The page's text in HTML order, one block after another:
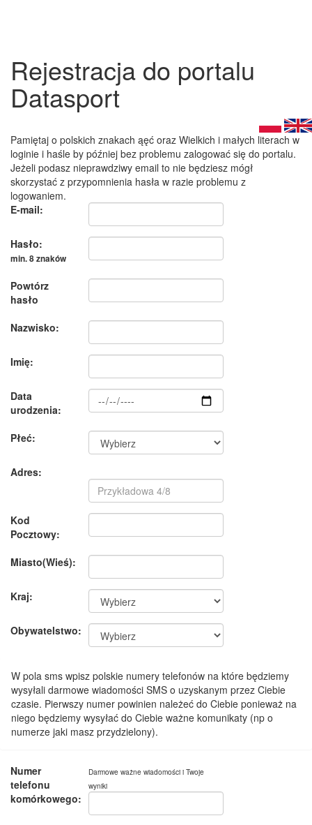
Rejestracja do portalu
Datasport
Pamiętaj o polskich znakach ąęć oraz Wielkich i małych literach w
loginie i haśle by później bez problemu zalogować się do portalu.
Jeżeli podasz nieprawdziwy email to nie będziesz mógł
skorzystać z przypomnienia hasła w razie problemu z
logowaniem.
E-mail:
Hasło:
min. 8 znaków
Powtórz
hasło
Nazwisko:
Imię:
Data
urodzenia:
Płeć:
Adres:
Kod
Pocztowy:
Miasto(Wieś):
Kraj:
Obywatelstwo:
W pola sms wpisz polskie numery telefonów na które będziemy
wysyłali darmowe wiadomości SMS o uzyskanym przez Ciebie
czasie. Pierwszy numer powinien należeć do Ciebie ponieważ na
niego będziemy wysyłać do Ciebie ważne komunikaty (np o
numerze jaki masz przydzielony).
Numer
telefonu
komórkowego:
Darmowe ważne wiadomości i Twoje
wyniki